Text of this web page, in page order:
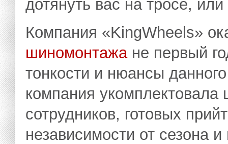
дотянуть вас на тросе,
Компания «KingWheels»
шиномонтажане первый
тонкости и нюансы
компания
сотрудников, готовых
независимости от сезона